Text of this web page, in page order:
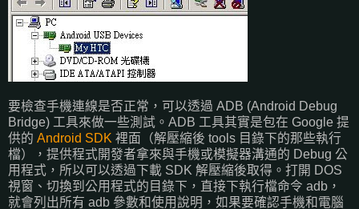
要檢查手機連線是否正常，可以透過 ADB (Android Debug
Bridge) 工具來做一些測試。ADB 工具其實是包在 Google 提
供的 Android SDK 裡面（解壓縮後 tools 目錄下的那些執行
檔），提供程式開發者拿來與手機或模擬器溝通的 Debug 公
用程式，所以可以透過下載 SDK 解壓縮後取得。打開 DOS
視窗、切換到公用程式的目錄下，直接下執行檔命令 adb，
就會列出所有 adb 參數和使用說明，如果要確認手機和電腦